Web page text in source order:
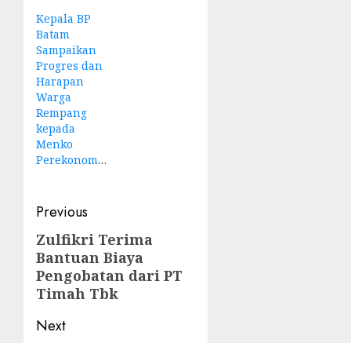
Kepala BP
Batam
Sampaikan
Progres dan
Harapan
Warga
Rempang
kepada
Menko
Perekonomian
Post
navigation
Previous
Previous
post:
Zulfikri Terima
Bantuan Biaya
Pengobatan dari PT
Timah Tbk
Next